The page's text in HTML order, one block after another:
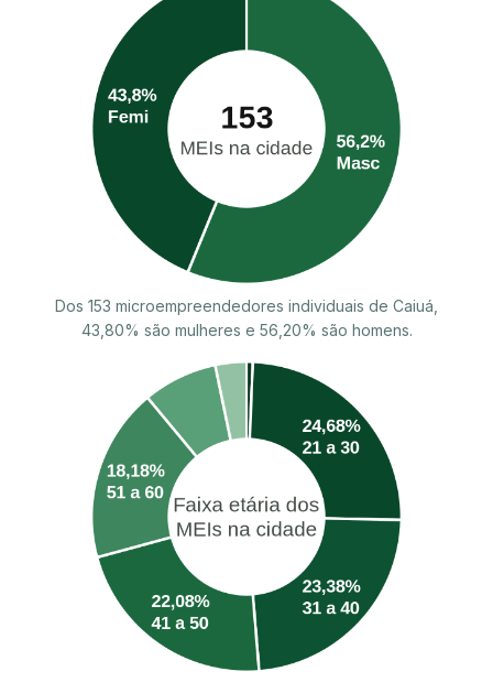
Dos 153 microempreendedores individuais de Caiuá,
43,80% são mulheres e 56,20% são homens.